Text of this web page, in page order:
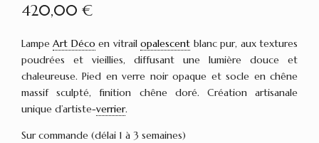
420,00 €
LampeArt Déco en vitrailopalescent blanc pur, aux textures
poudrées et vieillies, diffusant une lumière douce et
chaleureuse. Pied en verre noir opaque et socle en chêne
massif sculpté, finition chêne doré. Création artisanale
unique d’artiste-verrier.
Sur commande (délai 1 à 3 semaines)